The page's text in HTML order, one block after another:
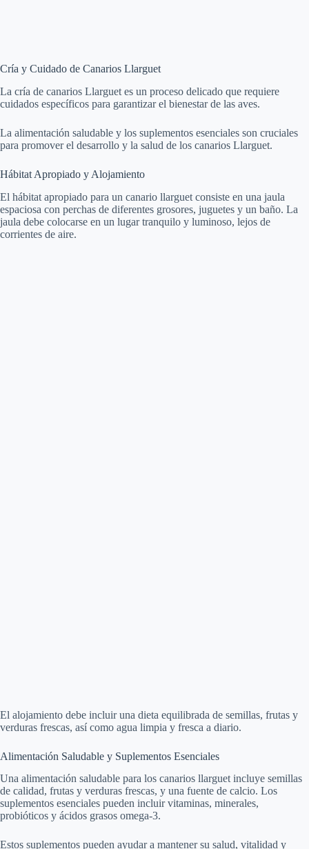
Cría y Cuidado de Canarios Llarguet
La cría de canarios Llarguet es un proceso delicado que requiere
cuidados específicos para garantizar el bienestar de las aves.
La alimentación saludable y los suplementos esenciales son cruciales
para promover el desarrollo y la salud de los canarios Llarguet.
Hábitat Apropiado y Alojamiento
El hábitat apropiado para un canario llarguet consiste en una jaula
espaciosa con perchas de diferentes grosores, juguetes y un baño. La
jaula debe colocarse en un lugar tranquilo y luminoso, lejos de
corrientes de aire.
El alojamiento debe incluir una dieta equilibrada de semillas, frutas y
verduras frescas, así como agua limpia y fresca a diario.
Alimentación Saludable y Suplementos Esenciales
Una alimentación saludable para los canarios llarguet incluye semillas
de calidad, frutas y verduras frescas, y una fuente de calcio. Los
suplementos esenciales pueden incluir vitaminas, minerales,
probióticos y ácidos grasos omega-3.
Estos suplementos pueden ayudar a mantener su salud, vitalidad y